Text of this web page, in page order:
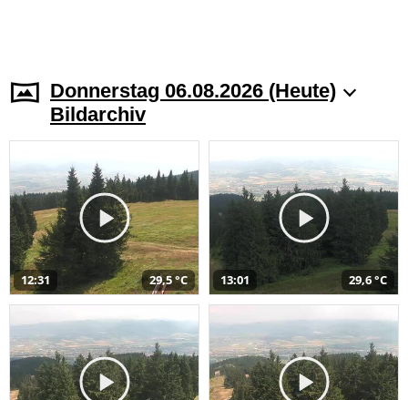
Donnerstag 06.08.2026 (Heute)
Bildarchiv
12:31 29,5 °C 13:01 29,6 °C